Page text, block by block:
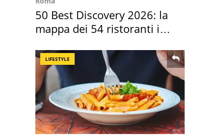
50 Best Discovery 2026: la
mappa dei 54 ristoranti in
LIFESTYLE